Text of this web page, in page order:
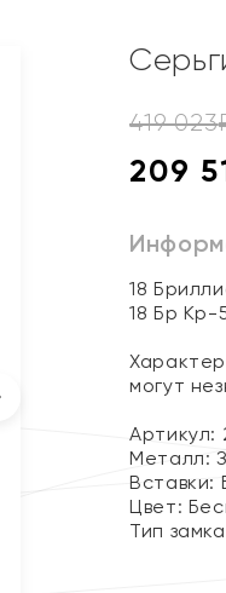
419 023
209
18
18 Бр
могут
Артикул:
Металл:
Вставки:
Цвет:
Тип